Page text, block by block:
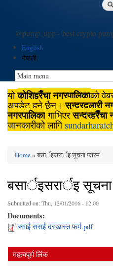
@pump_upp - best crypto
English
नेपाली
योकोशिहरैँचा नगरपालिकाको
अपडेट हुने छैन।सुन्दरदुलारी
नगरपालिका गाभिएरसुन्दरहरैँचा
जानकारीको लागि
Home» बसार्इसरार्इ सूचना फारम
बसार्इसरार्इ
Submitted on:Thu, 12/01/2016 - 12:00
Documents:
बसाई सराई दरखास्त फर्म.pdf
महत्वपूर्ण लिंक